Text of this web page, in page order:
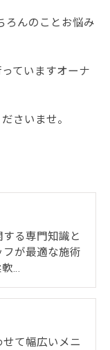
ろんのことお悩み
ていますオーナ
さいませ。
る専門知識と
が最適な施術
軟…
て幅広いメニ